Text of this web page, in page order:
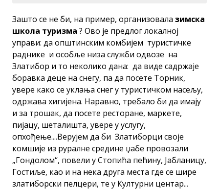
Зашто се не би, на пример, организовала зимска
школа туризма ? Ово је предлог локалној
управи: да општинским комбијем туристичке
раднике и особље низа служби одвозe на
Златибор и то неколико дана: да виде садржаје
боравка деце на снегу, па да посете Торник,
увере како се уклања снег у туристичком насељу,
одржава хигијена. Наравно, требало би да имају
и за трошак, да посете ресторане, маркете,
пијацу, шеталишта, увере у услугу,
опхођење....Верујем да би Златиборци своје
комшије из руралне средине џабе провозали
„Гондолом“, повели у Стопића пећину, Јабланицу,
Гостиље, као и на нека друга места где се шире
златиборски пелцери, те у Културни центар...